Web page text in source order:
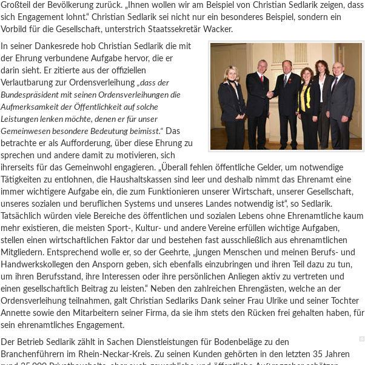
Großteil der Bevölkerung zurück. „Ihnen wollen wir am Beispiel von Christian Sedlarik zeigen, dass
sich Engagement lohnt.“ Christian Sedlarik sei nicht nur ein besonderes Beispiel, sondern ein
Vorbild für die Gesellschaft, unterstrich Staatssekretär Wacker.
In seiner Dankesrede hob Christian Sedlarik die mit
der Ehrung verbundene Aufgabe hervor, die er
darin sieht. Er zitierte aus der offiziellen
Verlautbarung zur Ordensverleihung „dass der
Bundespräsident mit seinen Ordensverleihungen die
Aufmerksamkeit der Öffentlichkeit auf solche
Leistungen lenken möchte, denen er für unser
Gemeinwesen besondere Bedeutung beimisst.“ Das
betrachte er als Aufforderung, über diese Ehrung zu
sprechen und andere damit zu motivieren, sich
ihrerseits für das Gemeinwohl engagieren. „Überall fehlen öffentliche Gelder, um notwendige
Tätigkeiten zu entlohnen, die Haushaltskassen sind leer und deshalb nimmt das Ehrenamt eine
immer wichtigere Aufgabe ein, die zum Funktionieren unserer Wirtschaft, unserer Gesellschaft,
unseres sozialen und beruflichen Systems und unseres Landes notwendig ist“, so Sedlarik.
Tatsächlich würden viele Bereiche des öffentlichen und sozialen Lebens ohne Ehrenamtliche kaum
mehr existieren, die meisten Sport-, Kultur- und andere Vereine erfüllen wichtige Aufgaben,
stellen einen wirtschaftlichen Faktor dar und bestehen fast ausschließlich aus ehrenamtlichen
Mitgliedern. Entsprechend wolle er, so der Geehrte, „jungen Menschen und meinen Berufs- und
Handwerkskollegen den Ansporn geben, sich ebenfalls einzubringen und ihren Teil dazu zu tun,
um ihren Berufsstand, ihre Interessen oder ihre persönlichen Anliegen aktiv zu vertreten und
einen gesellschaftlich Beitrag zu leisten.“ Neben den zahlreichen Ehrengästen, welche an der
Ordensverleihung teilnahmen, galt Christian Sedlariks Dank seiner Frau Ulrike und seiner Tochter
Annette sowie den Mitarbeitern seiner Firma, da sie ihm stets den Rücken frei gehalten haben, für
sein ehrenamtliches Engagement.
Der Betrieb Sedlarik zählt in Sachen Dienstleistungen für Bodenbeläge zu den
Branchenführern im Rhein-Neckar-Kreis. Zu seinen Kunden gehörten in den letzten 35 Jahren